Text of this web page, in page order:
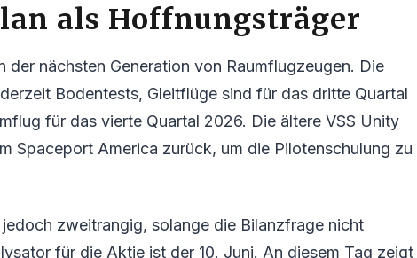
als Hoffnungsträger
der nächsten Generation von Raumflugzeugen. Die
Bodentests, Gleitflüge sind für das dritte Quartal
für das vierte Quartal 2026. Die ältere VSS Unity
Spaceport America zurück, um die Pilotenschulung zu
zweitrangig, solange die Bilanzfrage nicht
für die Aktie ist der 10. Juni. An diesem Tag zeigt